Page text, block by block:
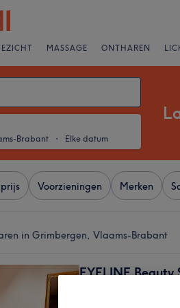
MASSAGE ONTHAREN
Brabant ・ Elke datum
Voorzieningen Merken
in Grimbergen, Vlaams-Brabant
EYELINE Beauty